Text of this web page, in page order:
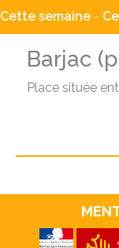
Cette semaine-
Barjac
Place située